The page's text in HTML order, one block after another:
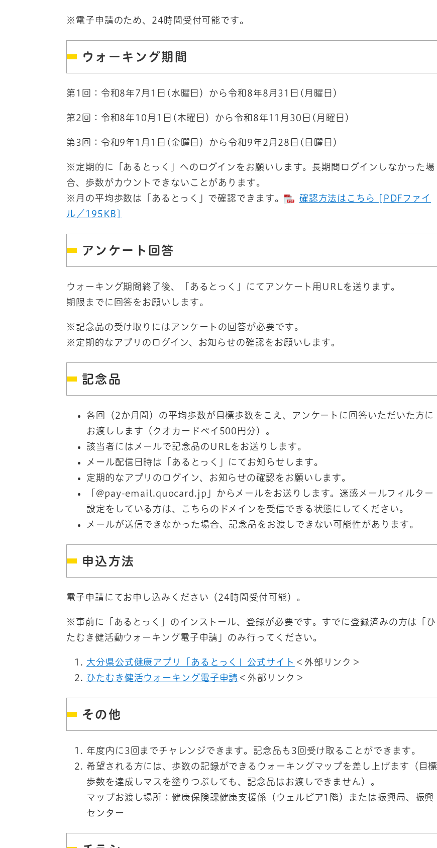
※電子申請のため、24時間受付可能です。
ウォーキング期間
第1回：令和8年7月1日(水曜日）から令和8年8月31日(月曜日）
第2回：令和8年10月1日(木曜日）から令和8年11月30日(月曜日）
第3回：令和9年1月1日(金曜日）から令和9年2月28日(日曜日）
※定期的に「あるとっく」へのログインをお願いします。長期間ログインしなかった場
合、歩数がカウントできないことがあります。
※月の平均歩数は「あるとっく」で確認できます。
確認方法はこちら [PDFファイ
ル／195KB]
アンケート回答
ウォーキング期間終了後、「あるとっく」にてアンケート用URLを送ります。
期限までに回答をお願いします。
※記念品の受け取りにはアンケートの回答が必要です。
※定期的なアプリのログイン、お知らせの確認をお願いします。
記念品
各回（2か月間）の平均歩数が目標歩数をこえ、アンケートに回答いただいた方に
お渡しします（クオカードペイ500円分）。
該当者にはメールで記念品のURLをお送りします。
メール配信日時は「あるとっく」にてお知らせします。
定期的なアプリのログイン、お知らせの確認をお願いします。
「@pay-email.quocard.jp」からメールをお送りします。迷惑メールフィルター
設定をしている方は、こちらのドメインを受信できる状態にしてください。
メールが送信できなかった場合、記念品をお渡しできない可能性があります。
申込方法
電子申請にてお申し込みください（24時間受付可能）。
※事前に「あるとっく」のインストール、登録が必要です。すでに登録済みの方は「ひ
たむき健活動ウォーキング電子申請」のみ行ってください。
大分県公式健康アプリ「あるとっく」公式サイト ＜外部リンク＞
ひたむき健活ウォーキング電子申請 ＜外部リンク＞
その他
年度内に3回までチャレンジできます。記念品も3回受け取ることができます。
希望される方には、歩数の記録ができるウォーキングマップを差し上げます（目標
歩数を達成しマスを塗りつぶしても、記念品はお渡しできません）。
マップお渡し場所：健康保険課健康支援係（ウェルピア1階）または振興局、振興
センター